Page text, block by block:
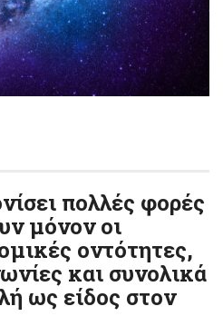
πολλές φορές
μόνον οι
οντότητες,
και συνολικά
ως είδος στον